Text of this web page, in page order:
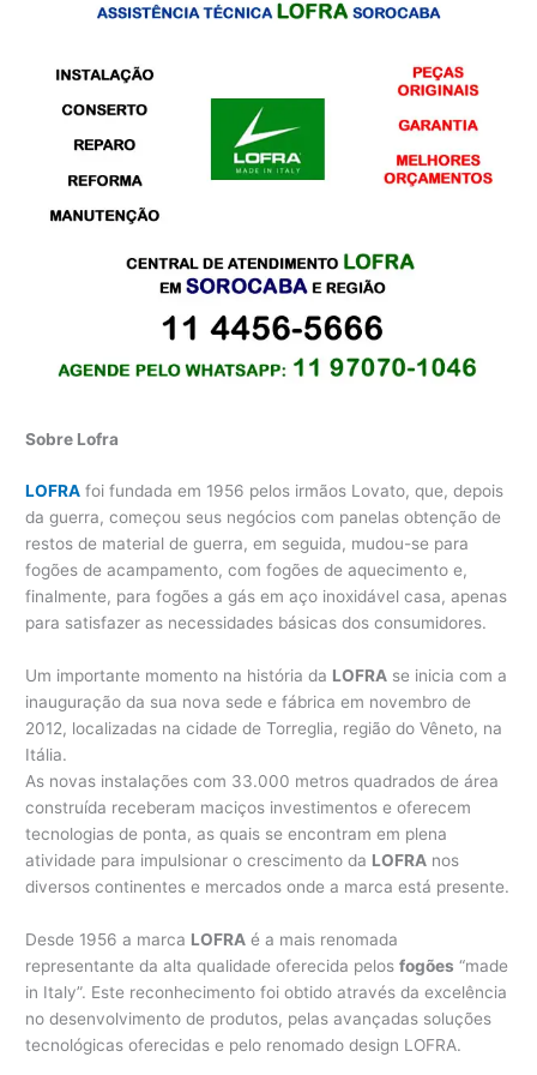
Sobre Lofra
LOFRA foi fundada em 1956 pelos irmãos Lovato, que, depois
da guerra, começou seus negócios com panelas obtenção de
restos de material de guerra, em seguida, mudou-se para
fogões de acampamento, com fogões de aquecimento e,
finalmente, para fogões a gás em aço inoxidável casa, apenas
para satisfazer as necessidades básicas dos consumidores.
Um importante momento na história da LOFRA se inicia com a
inauguração da sua nova sede e fábrica em novembro de
2012, localizadas na cidade de Torreglia, região do Vêneto, na
Itália.
As novas instalações com 33.000 metros quadrados de área
construída receberam maciços investimentos e oferecem
tecnologias de ponta, as quais se encontram em plena
atividade para impulsionar o crescimento da LOFRA nos
diversos continentes e mercados onde a marca está presente.
Desde 1956 a marca LOFRA é a mais renomada
representante da alta qualidade oferecida pelosfogões “made
in Italy”. Este reconhecimento foi obtido através da excelência
no desenvolvimento de produtos, pelas avançadas soluções
tecnológicas oferecidas e pelo renomado design LOFRA.